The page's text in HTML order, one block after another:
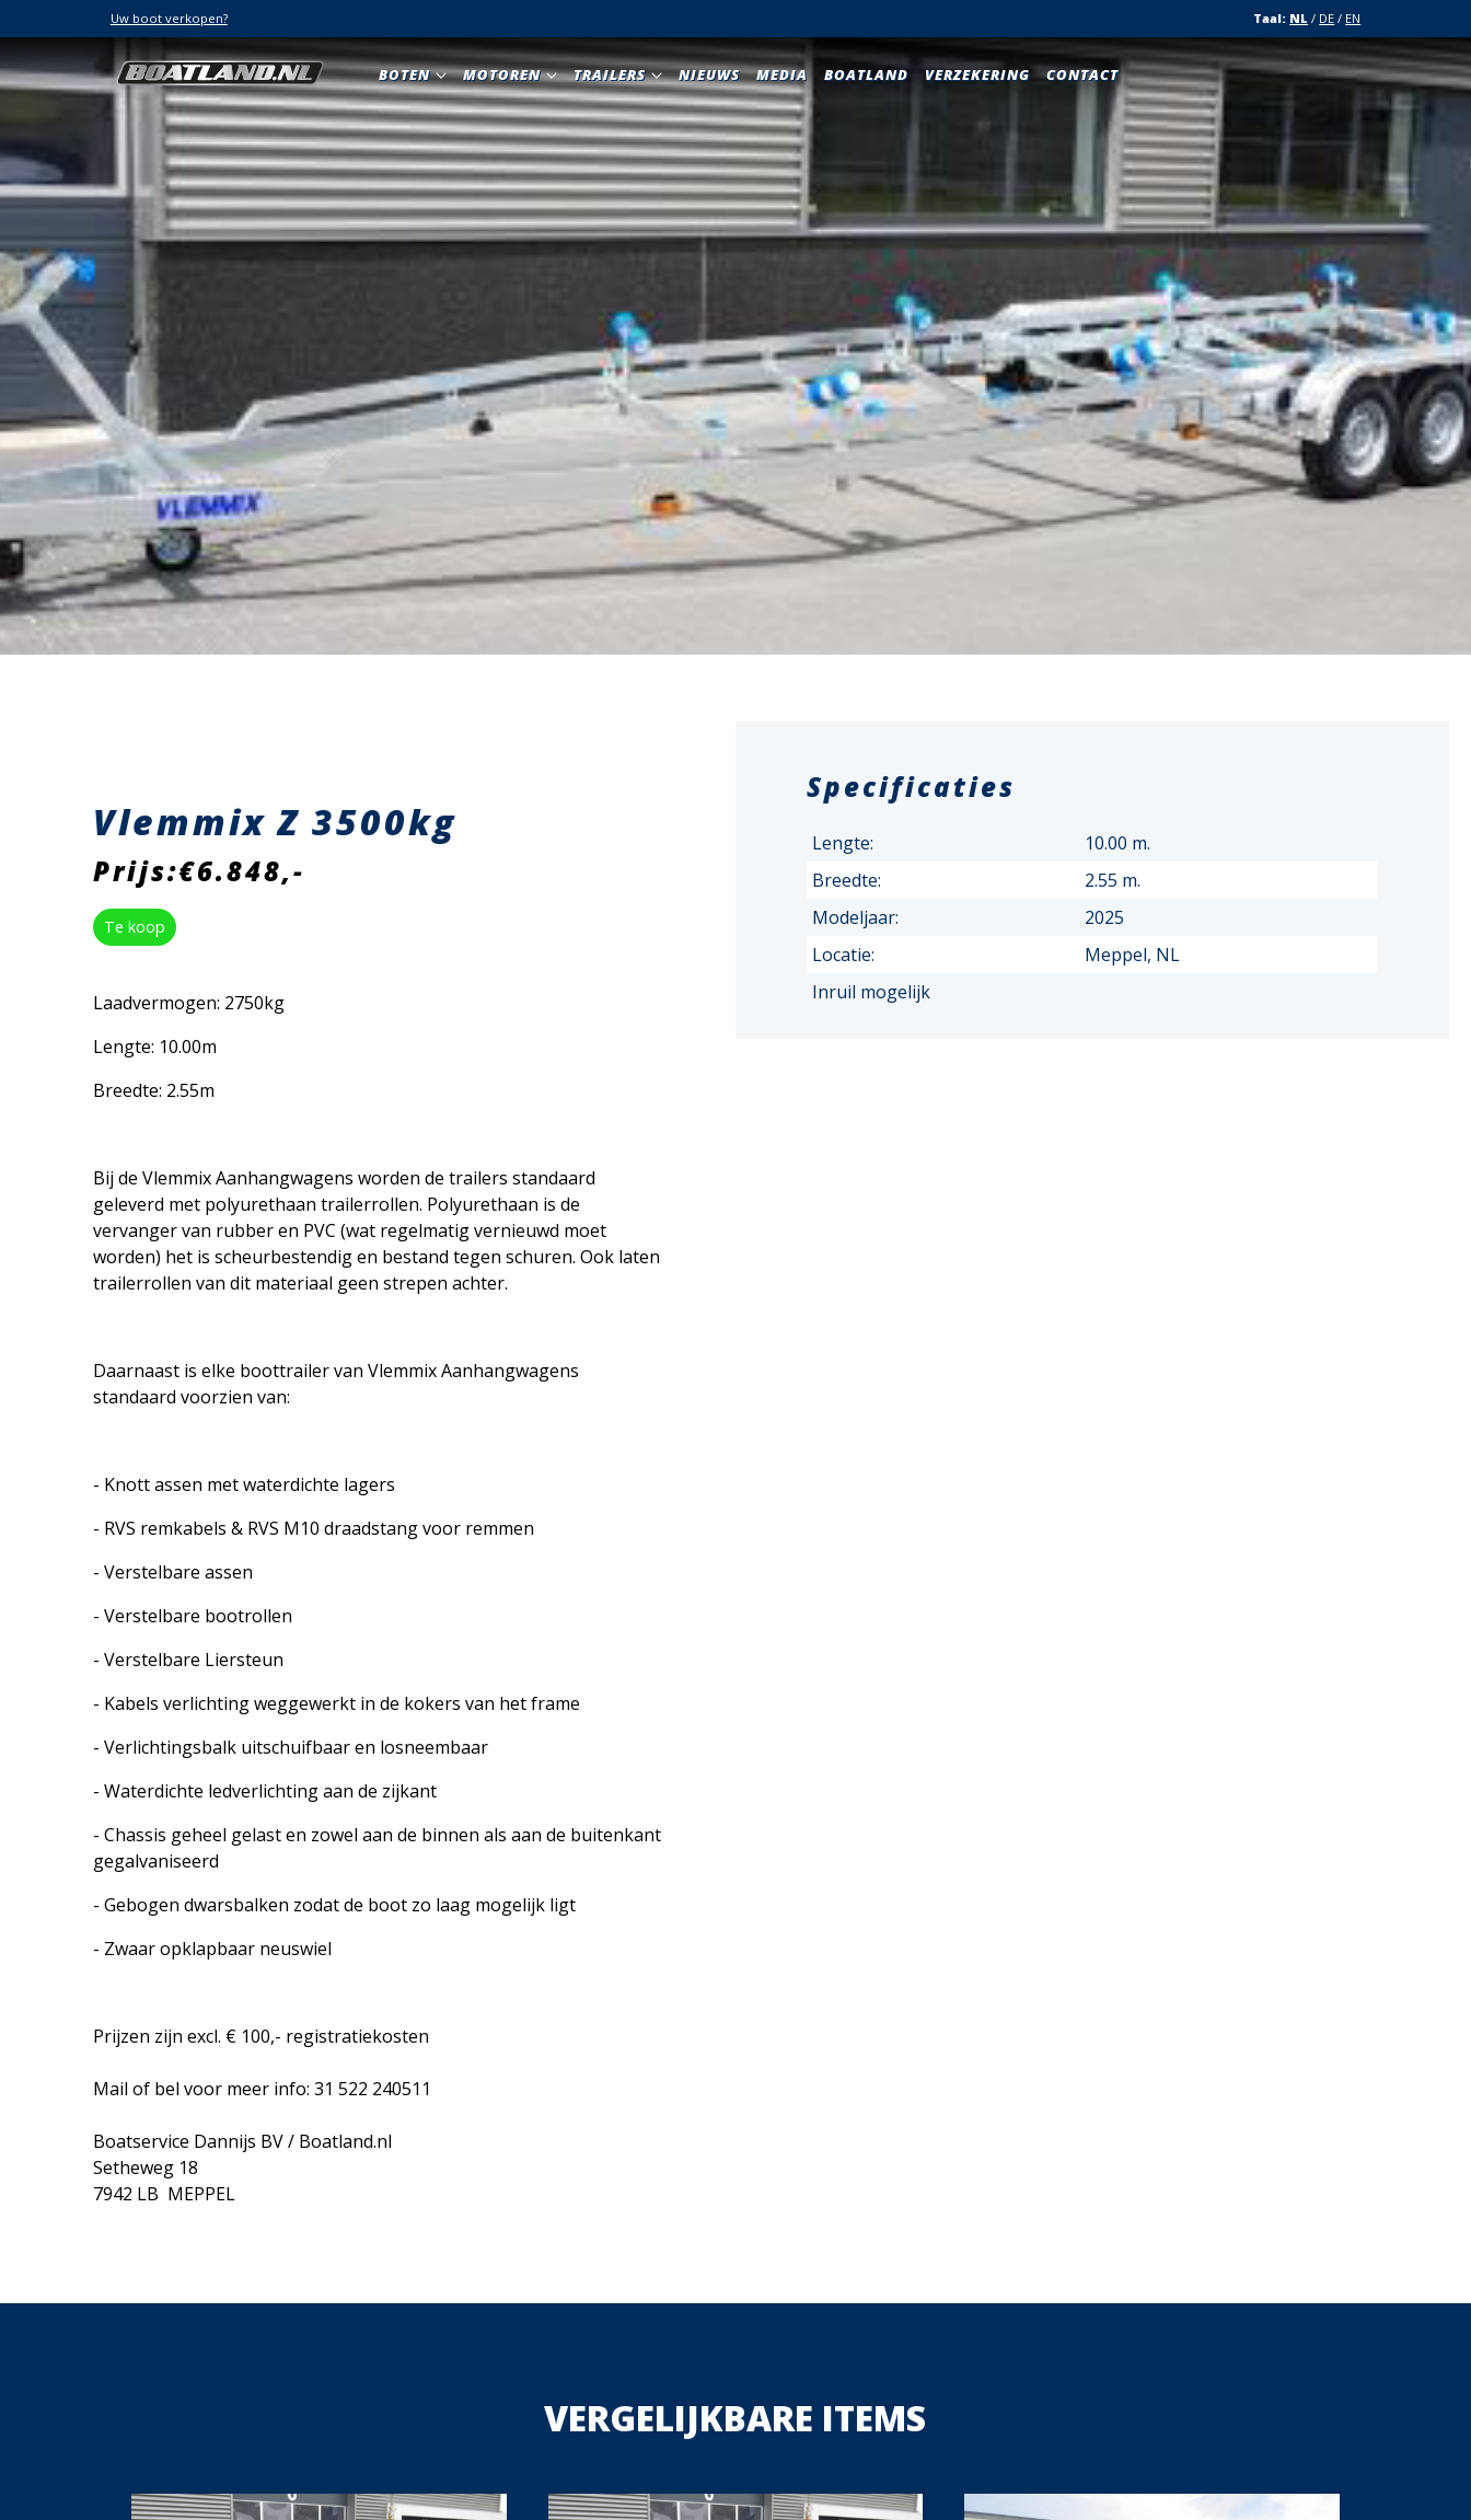
Uw boot verkopen? Taal: NL / DE / EN
BOTEN MOTOREN TRAILERS NIEUWS MEDIA BOATLAND VERZEKERING CONTACT
Vlemmix Z 3500kg
Prijs:€6.848,-
Te koop
Laadvermogen: 2750kg
Lengte: 10.00m
Breedte: 2.55m
Bij de Vlemmix Aanhangwagens worden de trailers standaard
geleverd met polyurethaan trailerrollen. Polyurethaan is de
vervanger van rubber en PVC (wat regelmatig vernieuwd moet
worden) het is scheurbestendig en bestand tegen schuren. Ook laten
trailerrollen van dit materiaal geen strepen achter.
Daarnaast is elke boottrailer van Vlemmix Aanhangwagens
standaard voorzien van:
- Knott assen met waterdichte lagers
- RVS remkabels & RVS M10 draadstang voor remmen
- Verstelbare assen
- Verstelbare bootrollen
- Verstelbare Liersteun
- Kabels verlichting weggewerkt in de kokers van het frame
- Verlichtingsbalk uitschuifbaar en losneembaar
- Waterdichte ledverlichting aan de zijkant
- Chassis geheel gelast en zowel aan de binnen als aan de buitenkant
gegalvaniseerd
- Gebogen dwarsbalken zodat de boot zo laag mogelijk ligt
- Zwaar opklapbaar neuswiel
Prijzen zijn excl. € 100,- registratiekosten
Mail of bel voor meer info: 31 522 240511
Boatservice Dannijs BV / Boatland.nl
Setheweg 18
7942 LB MEPPEL
Specificaties
Lengte:
10.00 m.
Breedte:
2.55 m.
Modeljaar:
2025
Locatie:
Meppel, NL
Inruil mogelijk
VERGELIJKBARE ITEMS